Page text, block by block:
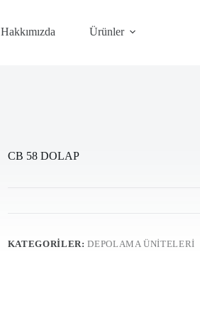
Hakkımızda Ürünler
CB 58 DOLAP
KATEGORILER:DEPOLAMA ÜNİTELERİ